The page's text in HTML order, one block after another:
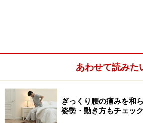
ぎっくり腰の痛みは自然
とが多い
あわせて読みた
ぎっくり腰の痛みを和
姿勢・動き方もチェック